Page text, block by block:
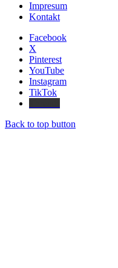
Impresum
Kontakt
Facebook
X
Pinterest
YouTube
Instagram
TikTok
Back to top button